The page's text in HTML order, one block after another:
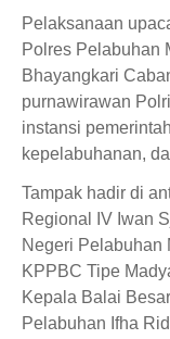
Pelaksanaan
Polres Pelabuhan
Bhayangkari
purnawirawan
instansi
kepelabuhanan,
Tampak hadir di
Regional IV Iwan
Negeri Pelabuhan
KPPBC Tipe
Kepala Balai
Pelabuhan Ifha